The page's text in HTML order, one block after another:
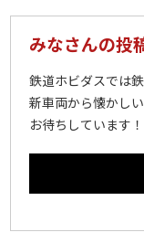
みなさんの投
鉄道ホビダスでは
新車両から懐かし
お待ちしています！